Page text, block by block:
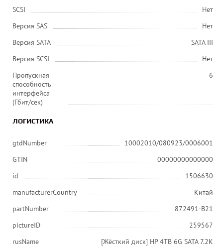
SCSI
Нет
Версия SAS
Нет
Версия SATA
SATA III
Версия SCSI
Нет
Пропускная
способность
интерфейса
(Гбит/сек)
6
ЛОГИСТИКА
gtdNumber
10002010/080923/0006001
GTIN
00000000000000
id
1506630
manufacturerCountry
Китай
partNumber
872491-B21
pictureID
259567
rusName
[Жёсткий диск] HP 4TB 6G SATA 7.2K